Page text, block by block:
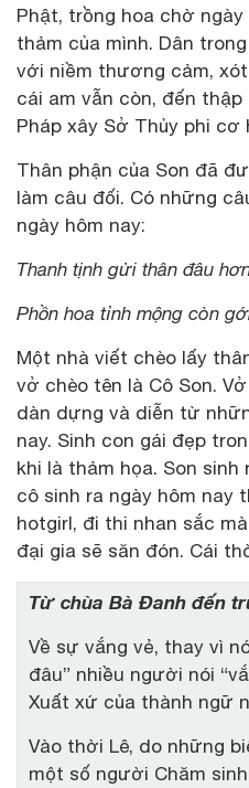
Phật, trồng hoa chờ
thảm của mình. Dân
với niềm thương cảm,
cái am vẫn còn, đến thập
Pháp xây Sở Thủy phi cơ
Thân phận của Son đã
làm câu đối. Có những
ngày hôm nay:
Thanh tịnh gửi thân đâu
Phồn hoa tỉnh mộng còn
Một nhà viết chèo lấy
vở chèo tên là Cô Son.
dàn dựng và diễn từ
nay. Sinh con gái đẹp
khi là thảm họa. Son
cô sinh ra ngày hôm nay
hotgirl, đi thi nhan sắc
đại gia sẽ săn đón. Cái
Từ chùa Bà Đanh đến
Về sự vắng vẻ, thay vì
đâu” nhiều người nói
Xuất xứ của thành ngữ
Vào thời Lê, do những
một số người Chăm